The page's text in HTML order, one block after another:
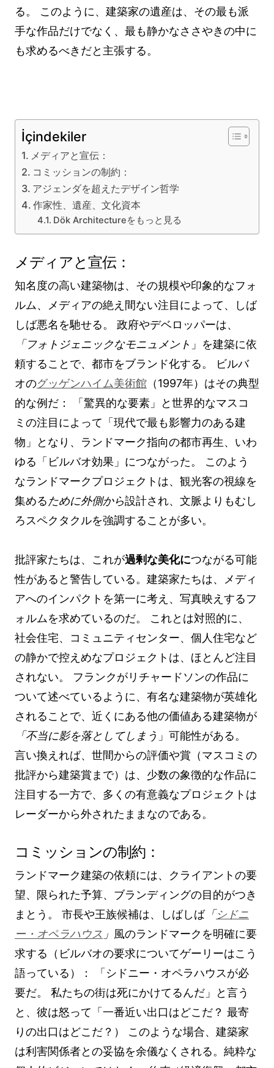
る。 このように、建築家の遺産は、その最も派
手な作品だけでなく、最も静かなささやきの中に
も求めるべきだと主張する。
İçindekiler
メディアと宣伝：
コミッションの制約：
アジェンダを超えたデザイン哲学
作家性、遺産、文化資本
Dök Architectureをもっと見る
メディアと宣伝：
知名度の高い建築物は、その規模や印象的なフォ
ルム、メディアの絶え間ない注目によって、しば
しば悪名を馳せる。 政府やデベロッパーは、
「フォトジェニックなモニュメント 」を建築に依
頼することで、都市をブランド化する。 ビルバ
オのグッゲンハイム美術館 （1997年）はその典型
的な例だ： 「驚異的な要素」と世界的なマスコ
ミの注目によって「現代で最も影響力のある建
物」となり、ランドマーク指向の都市再生、いわ
ゆる「ビルバオ効果」につながった。 このよう
なランドマークプロジェクトは、観光客の視線を
集める ために外側から設計され、文脈よりもむし
ろスペクタクルを強調することが多い。
批評家たちは、これが過剰な美化につながる可能
性があると警告している。建築家たちは、メディ
アへのインパクトを第一に考え、写真映えするフ
ォルムを求めているのだ。 これとは対照的に、
社会住宅、コミュニティセンター、個人住宅など
の静かで控えめなプロジェクトは、ほとんど注目
されない。 フランクがリチャードソンの作品に
ついて述べているように、有名な建築物が英雄化
されることで、近くにある他の価値ある建築物が
「不当に影を落としてしまう 」可能性がある。
言い換えれば、世間からの評価や賞（マスコミの
批評から建築賞まで）は、少数の象徴的な作品に
注目する一方で、多くの有意義なプロジェクトは
レーダーから外されたままなのである。
コミッションの制約：
ランドマーク建築の依頼には、クライアントの要
望、限られた予算、ブランディングの目的がつき
まとう。 市長や王族候補は、しばしば「 シドニ
ー・オペラハウス 」 風のランドマークを明確に要
求する（ビルバオの要求についてゲーリーはこう
語っている）： 「シドニー・オペラハウスが必
要だ。 私たちの街は死にかけてるんだ」と言う
と、彼は怒って「一番近い出口はどこだ？ 最寄
りの出口はどこだ？） このような場合、建築家
は利害関係者との妥協を余儀なくされる。純粋な